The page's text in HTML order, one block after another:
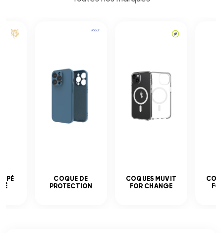
COQUE DE
PROTECTION
COQUES MUVIT
FOR CHANGE